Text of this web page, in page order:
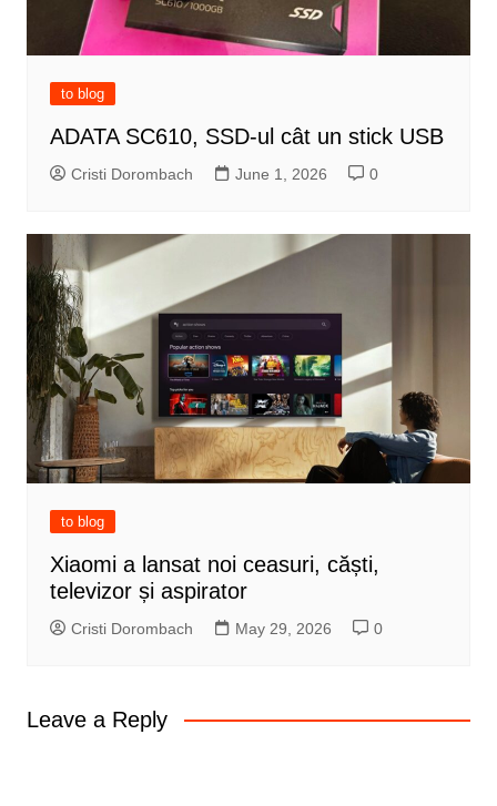
to blog
ADATA SC610, SSD-ul cât un stick USB
Cristi Dorombach June 1, 2026 0
to blog
Xiaomi a lansat noi ceasuri, căști,
televizor și aspirator
Cristi Dorombach May 29, 2026 0
Leave a Reply